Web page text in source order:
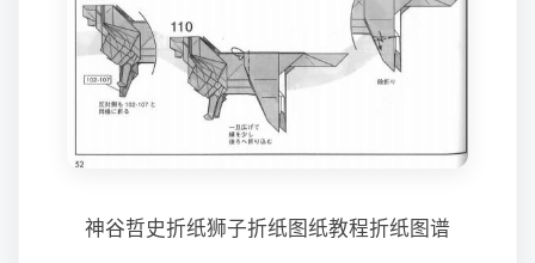
神谷哲史折纸狮子折纸图纸教程折纸图谱